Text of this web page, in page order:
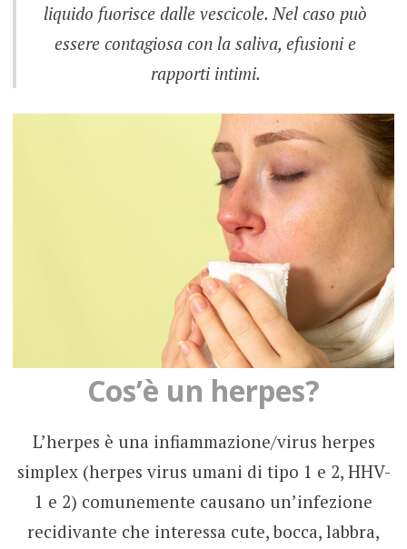
liquido fuorisce dalle vescicole. Nel caso può
essere contagiosa con la saliva, efusioni e
rapporti intimi.
Cos’è un herpes?
L’herpes è una infiammazione/virus herpes
simplex (herpes virus umani di tipo 1 e 2, HHV-
1 e 2) comunemente causano un’infezione
recidivante che interessa cute, bocca, labbra,